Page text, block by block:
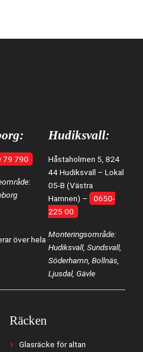
79 790
över hela
Hudiksvall:
Håstaholmen 5, 824
44 Hudiksvall – Lokal
05-B (Västra
Hamnen) –
0650-
225 00
Monteringsområde:
Hudiksvall, Sundsvall,
Söderhamn, Bollnäs,
Ljusdal, Gävle
Räcken
Glasräcke för altan